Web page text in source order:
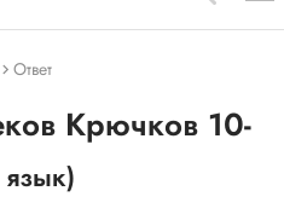
Ответ
Крючков 10-